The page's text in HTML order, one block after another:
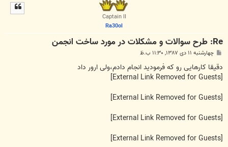
Captain II
Ra30ol
Re: طرح سوالات و مشکلات در مورد ساخت انجمن
پ
ت
چهارشنبه ۱۱ دی ۱۳۸۷, ۱۱:۳۰ ب.ظ
دقیقا کارهایی رو که فرمودید انجام دادم،ولی ارور داد